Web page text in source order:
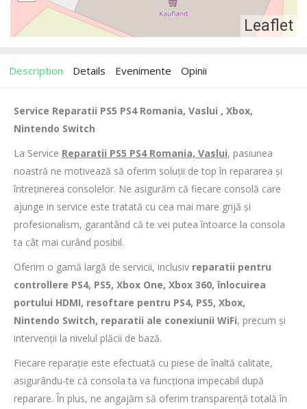
Leaflet
Description Details Evenimente Opinii
Service Reparatii PS5 PS4 Romania, Vaslui , Xbox,
Nintendo Switch
La Service Reparatii PS5 PS4 Romania, Vaslui, pasiunea
noastră ne motivează să oferim soluții de top în repararea și
întreținerea consolelor. Ne asigurăm că fiecare consolă care
ajunge in service este tratată cu cea mai mare grijă și
profesionalism, garantând că te vei putea întoarce la consola
ta cât mai curând posibil.
Oferim o gamă largă de servicii, inclusiv reparatii pentru
controllere PS4, PS5, Xbox One, Xbox 360, înlocuirea
portului HDMI, resoftare pentru PS4, PS5, Xbox,
Nintendo Switch, reparatii ale conexiunii WiFi, precum și
intervenții la nivelul plăcii de bază.
Fiecare reparație este efectuată cu piese de înaltă calitate,
asigurându-te că consola ta va funcționa impecabil după
reparare. În plus, ne angajăm să oferim transparență totală în